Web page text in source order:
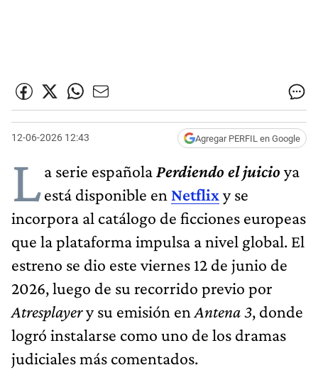
12-06-2026 12:43 Agregar PERFIL en Google
La serie españolaPerdiendo el juicio ya
está disponible en Netflix y se
incorpora al catálogo de ficciones europeas
que la plataforma impulsa a nivel global. El
estreno se dio este viernes 12 de junio de
2026, luego de su recorrido previo por
Atresplayery su emisión en Antena 3, donde
logró instalarse como uno de los dramas
judiciales más comentados.